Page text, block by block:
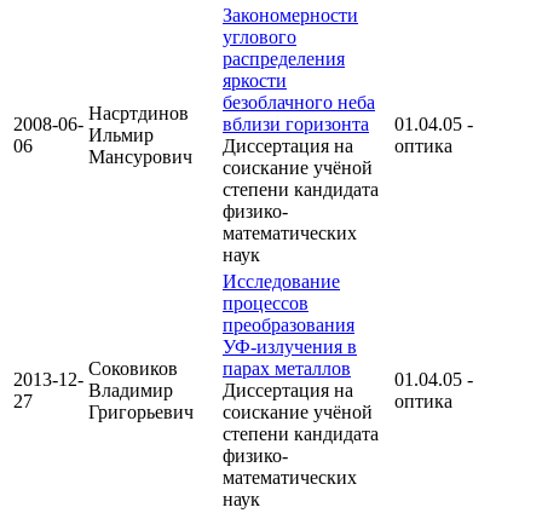
2008-06-
06
Насртдинов
Ильмир
Мансурович
Закономерности
углового
распределения
яркости
безоблачного неба
вблизи горизонта
Диссертация на
соискание учёной
степени кандидата
физико-
математических
наук
01.04.05 -
оптика
2013-12-
27
Соковиков
Владимир
Григорьевич
Исследование
процессов
преобразования
УФ-излучения в
парах металлов
Диссертация на
соискание учёной
степени кандидата
физико-
математических
наук
01.04.05 -
оптика